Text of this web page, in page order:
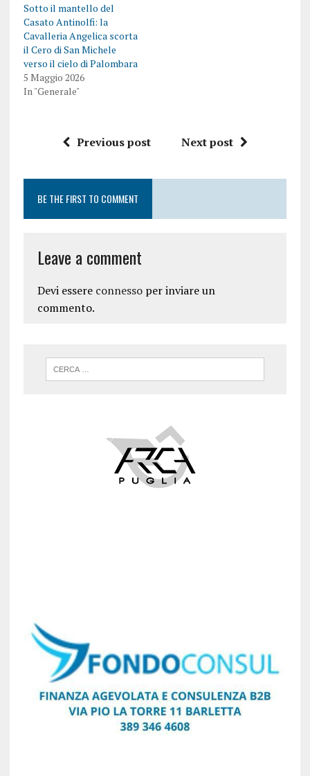
Sotto il mantello del
Casato Antinolfi: la
Cavalleria Angelica scorta
il Cero di San Michele
verso il cielo di Palombara
5 Maggio 2026
In "Generale"
Previous post Next post
BE THE FIRST TO COMMENT
Leave a comment
Devi essere connessoper inviare un
commento.